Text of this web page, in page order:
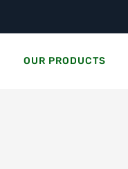
OUR PRODUCTS